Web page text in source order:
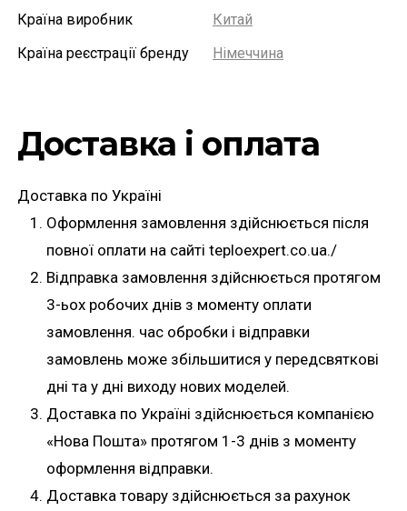
Країна виробник
Китай
Країна реєстрації бренду
Німеччина
Доставка і оплата
Доставка по Україні
Оформлення замовлення здійснюється після
повної оплати на сайті teploexpert.co.ua./
Відправка замовлення здійснюється протягом
3-ьох робочих днів з моменту оплати
замовлення. час обробки і відправки
замовлень може збільшитися у передсвяткові
дні та у дні виходу нових моделей.
Доставка по Україні здійснюється компанією
«Нова Пошта» протягом 1-3 днів з моменту
оформлення відправки.
Доставка товару здійснюється за рахунок